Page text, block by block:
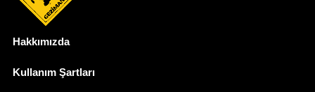
Hakkımızda
Kullanım Şartları